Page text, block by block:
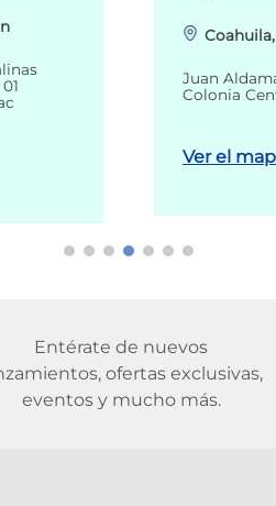
Juan
Colonia
Ver el
Entérate de nuevos
ofertas exclusivas,
eventos y mucho más.